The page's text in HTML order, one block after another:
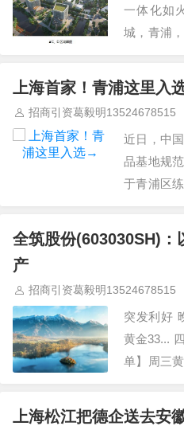
一体化如
城，青浦
洲位于青
两侧，五
角区域产
点打造信
新…
上海首家！青浦这里入
招商引资葛毅明13524678515
近日，中
品基地规
于青浦区
位。 全国
业产品研
对旅游商
全筑股份(603030SH)：
产
招商引资葛毅明13524678515
突发利好
黄金33...
单】周三
续上涨的
上海松江把德企送去安